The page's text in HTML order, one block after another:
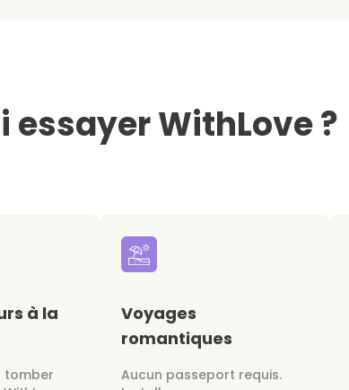
essayer WithLove ?
à la
tomber
Voyages
romantiques
Aucun passeport requis.